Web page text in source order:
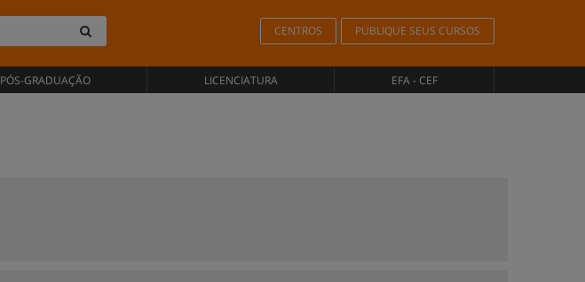
CENTROS PUBLIQUE SEUS CURSOS
PÓS-GRADUAÇÃO LICENCIATURA EFA - CEF